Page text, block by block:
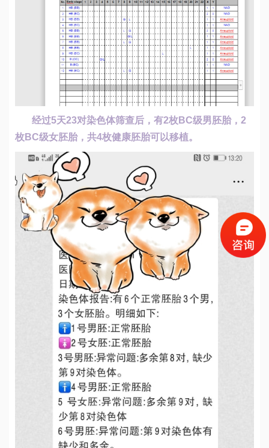
经过5天23对染色体筛查后，有2枚BC级男胚胎，2
枚BC级女胚胎，共4枚健康胚胎可以移植。